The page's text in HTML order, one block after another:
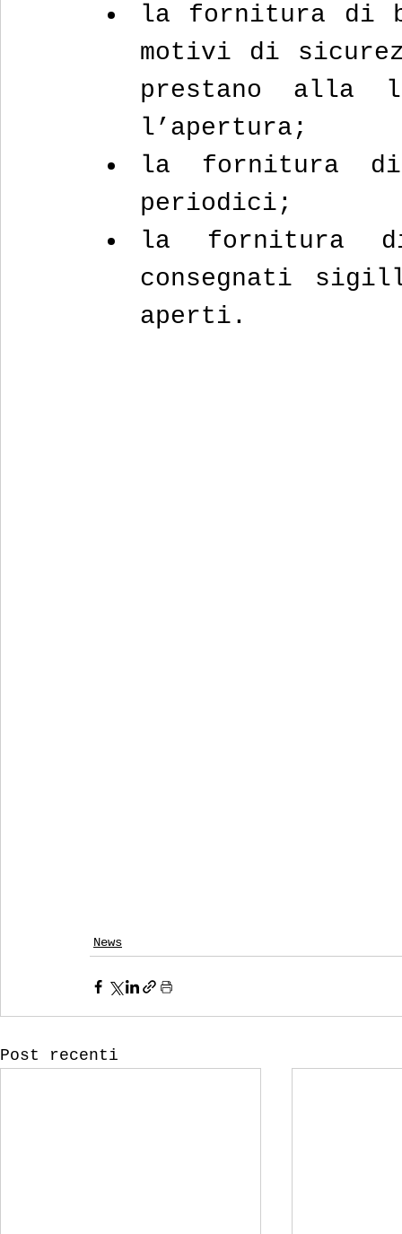
la fornitura di
motivi di
prestano alla
l’apertura;
la fornitura
periodici;
la fornitura di
consegnati
aperti.
News
Post recenti